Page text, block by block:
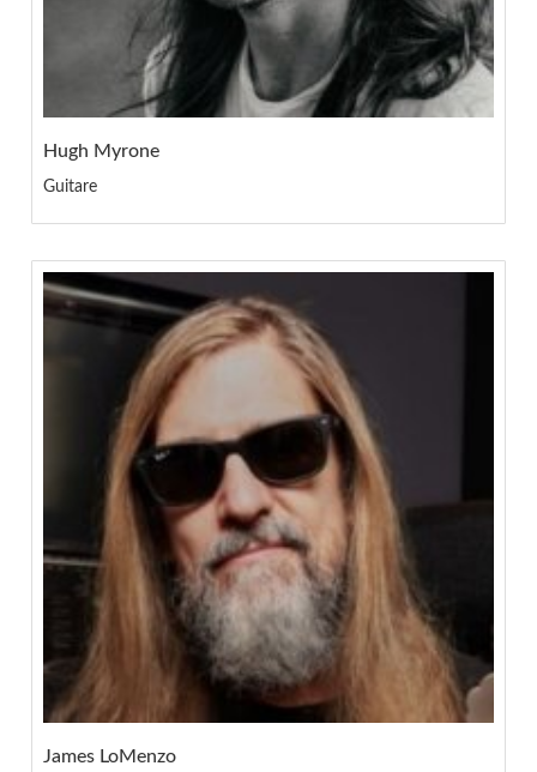
Hugh Myrone
Guitare
James LoMenzo